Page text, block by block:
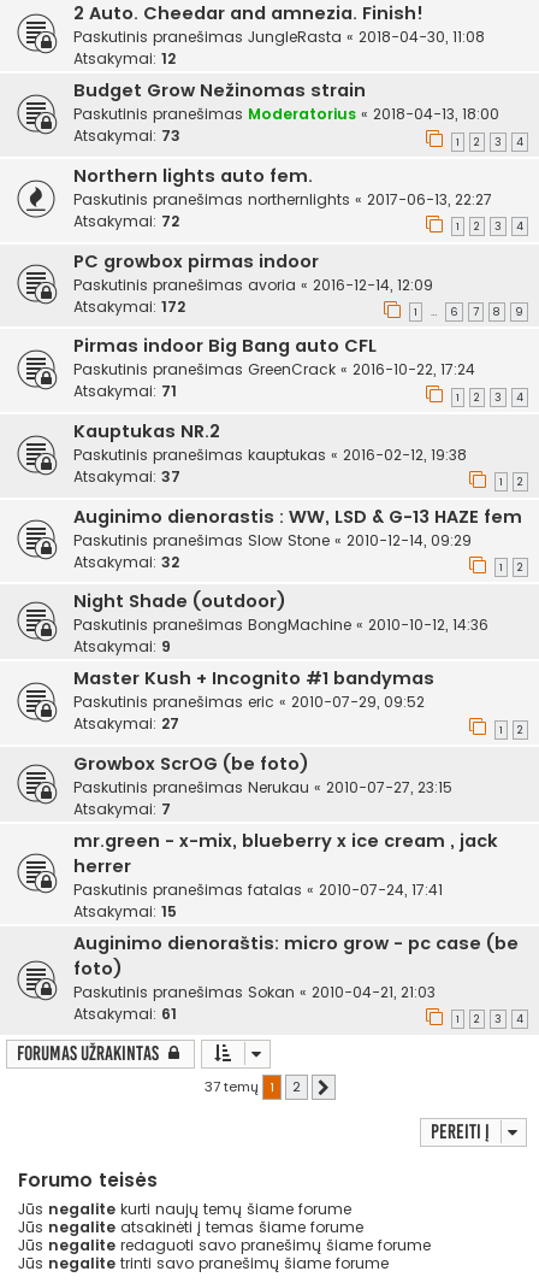
2 Auto. Cheedar and amnezia. Finish!
Paskutinis pranešimas JungleRasta « 2018-04-30, 11:08
Atsakymai: 12
Budget Grow Nežinomas strain
Paskutinis pranešimas Moderatorius « 2018-04-13, 18:00
Atsakymai: 73 1 2 3 4
Northern lights auto fem.
Paskutinis pranešimas northernlights « 2017-06-13, 22:27
Atsakymai: 72 1 2 3 4
PC growbox pirmas indoor
Paskutinis pranešimas avoria « 2016-12-14, 12:09
Atsakymai: 172 1 … 6 7 8 9
Pirmas indoor Big Bang auto CFL
Paskutinis pranešimas GreenCrack « 2016-10-22, 17:24
Atsakymai: 71 1 2 3 4
Kauptukas NR.2
Paskutinis pranešimas kauptukas « 2016-02-12, 19:38
Atsakymai: 37 1 2
Auginimo dienorastis : WW, LSD & G-13 HAZE fem
Paskutinis pranešimas Slow Stone « 2010-12-14, 09:29
Atsakymai: 32 1 2
Night Shade (outdoor)
Paskutinis pranešimas BongMachine « 2010-10-12, 14:36
Atsakymai: 9
Master Kush + Incognito #1 bandymas
Paskutinis pranešimas eric « 2010-07-29, 09:52
Atsakymai: 27 1 2
Growbox ScrOG (be foto)
Paskutinis pranešimas Nerukau « 2010-07-27, 23:15
Atsakymai: 7
mr.green - x-mix, blueberry x ice cream , jack
herrer
Paskutinis pranešimas fatalas « 2010-07-24, 17:41
Atsakymai: 15
Auginimo dienoraštis: micro grow - pc case (be
foto)
Paskutinis pranešimas Sokan « 2010-04-21, 21:03
Atsakymai: 61 1 2 3 4
Forumas užrakintas
37 temų 1 2
Pereiti į
Forumo teisės
Jūs negalite kurti naujų temų šiame forume
Jūs negalite atsakinėti į temas šiame forume
Jūs negalite redaguoti savo pranešimų šiame forume
Jūs negalite trinti savo pranešimų šiame forume